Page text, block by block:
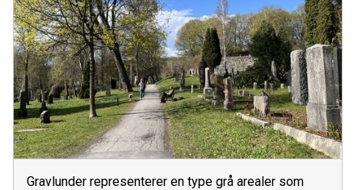
Gravlunder representerer en type grå arealer som